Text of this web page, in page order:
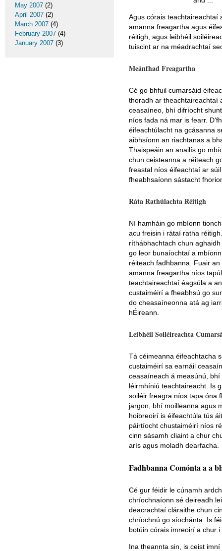
Agus córais teachtaireachtaí
amanna freagartha agus
réitigh, agus leibhéil
tuiscint ar na méadrachtaí
Meánfhad Freagartha
Cé go bhfuil cumarsáid
thoradh ar theachtaireachtaí
ceasaíneo, bhí difríocht
níos fada ná mar is fearr.
éifeachtúlacht na gcásanna
aibhsíonn an riachtanas a
Thaispeáin an anailís go
chun ceisteanna a réiteach
freastal níos éifeachtaí ar
fheabhsaíonn sástacht
Ráta Rathúlachta Réitigh
Ní hamháin go mbíonn
acu freisin i rátaí ratha
ríthábhachtach chun
go leor bunaíochtaí a
réiteach fadhbanna. Fuair
amanna freagartha níos
teachtaireachtaí éagsúla a
custaiméirí a fheabhsú go
do cheasaíneonna atá ag
hÉireann.
Leibhéil Soiléireachta
Tá céimeanna éifeachtacha
custaiméirí sa earnáil
ceasaíneach á measúnú,
léirmhíniú teachtaireacht. Is
soiléir freagra níos tapa óna
jargon, bhí moilleanna agus
hoibreoirí is éifeachtúla tús
páirtíocht chustaiméirí níos
cinn sásamh cliaint a chur
arís agus moladh dearfacha.
Fadhbanna Comónta a a
Cé gur féidir le cúnamh
chríochnaíonn sé deireadh
deacrachtaí cláraithe chun
chríochnú go síochánta. Is
botúin córais imreoirí a chur
Ina theannta sin, is ceist
May 2007 (2)
April 2007 (2)
March 2007 (4)
February 2007 (4)
January 2007 (3)